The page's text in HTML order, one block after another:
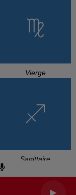
Vierge
Sagittaire